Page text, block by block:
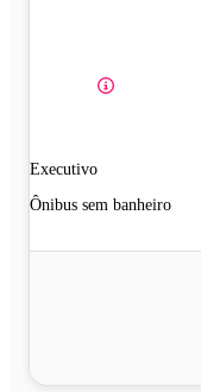
Executivo
Ônibus sem banheiro